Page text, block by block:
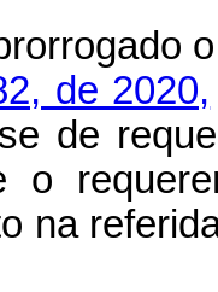
de 2020,
de
o
na